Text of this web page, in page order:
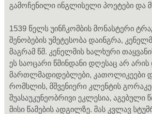
გამოჩენილი ინგლისელი პოეტები და
1539 წელს უინჩკომბის მონასტერი
შენობების უმეტესობა დაინგრა,
მაგრამ წმ. კენელმის ხალხური
ეს საოცარი წმინდანი დღესაც არ არის
მართლმადიდებლები, კათოლიკეები
რომსლის, მშვენიერი კლენტის
შუასაუკუნეობრივი ეკლესია,
მისი წამების ადგილზე. მას კვლავ